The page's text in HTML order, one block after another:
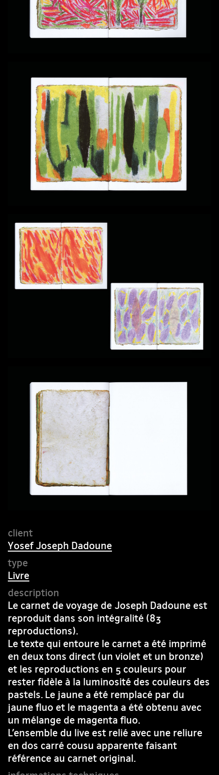
Yosef Joseph Dadoune
Livre
Le carnet de voyage de Joseph Dadoune est
reproduit dans son intégralité (83
reproductions).
Le texte qui entoure le carnet a été imprimé
en deux tons direct (un violet et un bronze)
et les reproductions en 5 couleurs pour
rester fidèle à la luminosité des couleurs des
pastels. Le jaune a été remplacé par du
jaune fluo et le magenta a été obtenu avec
un mélange de magenta fluo.
L’ensemble du live est relié avec une reliure
en dos carré cousu apparente faisant
référence au carnet original.